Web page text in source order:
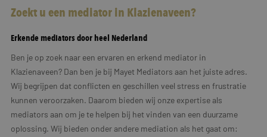
Zoekt u een mediator in Klazienaveen?
Erkende mediators door heel Nederland
Ben je op zoek naar een ervaren en erkend mediator in
Klazienaveen? Dan ben je bij Mayet Mediators aan het juiste adres.
Wij begrijpen dat conflicten en geschillen veel stress en frustratie
kunnen veroorzaken. Daarom bieden wij onze expertise als
mediators aan om je te helpen bij het vinden van een duurzame
oplossing. Wij bieden onder andere mediation als het gaat om: